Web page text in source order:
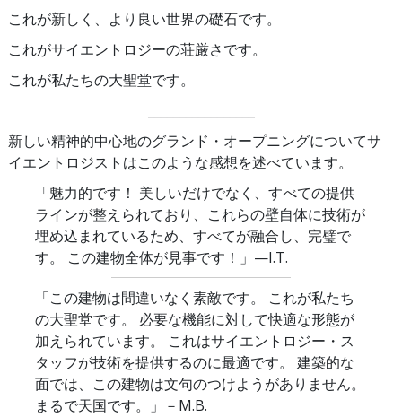
これが新しく、より良い世界の礎石です。
これがサイエントロジーの荘厳さです。
これが私たちの大聖堂です。
新しい精神的中心地のグランド・オープニングについてサ
イエントロジストはこのような感想を述べています。
「魅力的です！ 美しいだけでなく、すべての提供
ラインが整えられており、これらの壁自体に技術が
埋め込まれているため、すべてが融合し、完璧で
す。 この建物全体が見事です！」 —I.T.
「この建物は間違いなく素敵です。 これが私たち
の大聖堂です。 必要な機能に対して快適な形態が
加えられています。 これはサイエントロジー・ス
タッフが技術を提供するのに最適です。 建築的な
面では、この建物は文句のつけようがありません。
まるで天国です。」 －M.B.